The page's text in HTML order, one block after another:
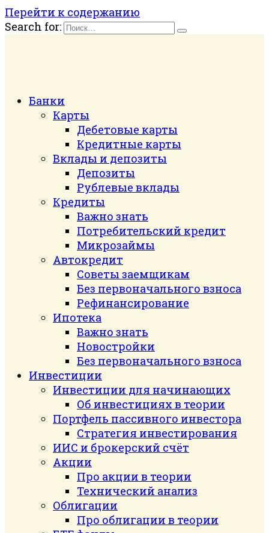
Перейти к содержанию
Search for:
Банки
Карты
Дебетовые карты
Кредитные карты
Вклады и депозиты
Депозиты
Рублевые вклады
Кредиты
Важно знать
Потребительский кредит
Микрозаймы
Автокредит
Советы заемщикам
Без первоначального взноса
Рефинансирование
Ипотека
Важно знать
Новостройки
Без первоначального взноса
Инвестиции
Инвестиции для начинающих
Об инвестициях в теории
Портфель пассивного инвестора
Стратегия инвестирования
ИИС и брокерский счёт
Акции
Про акции в теории
Технический анализ
Облигации
Про облигации в теории